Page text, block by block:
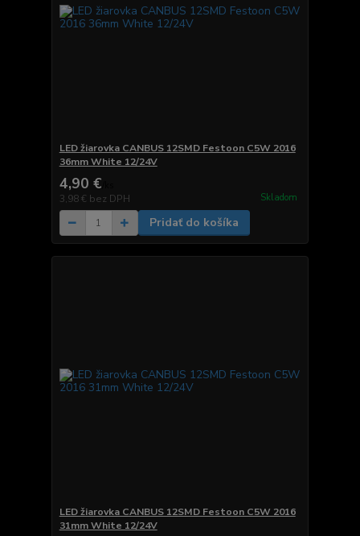
LED žiarovka CANBUS 12SMD Festoon C5W 2016
36mm White 12/24V
4,90 €
3,98 € bez DPH Skladom
Pridať do košíka
LED žiarovka CANBUS 12SMD Festoon C5W 2016
31mm White 12/24V